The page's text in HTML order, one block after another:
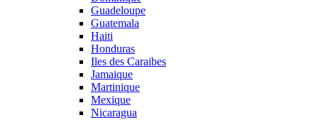
Guadeloupe
Guatemala
Haiti
Honduras
Iles des Caraibes
Jamaique
Martinique
Mexique
Nicaragua